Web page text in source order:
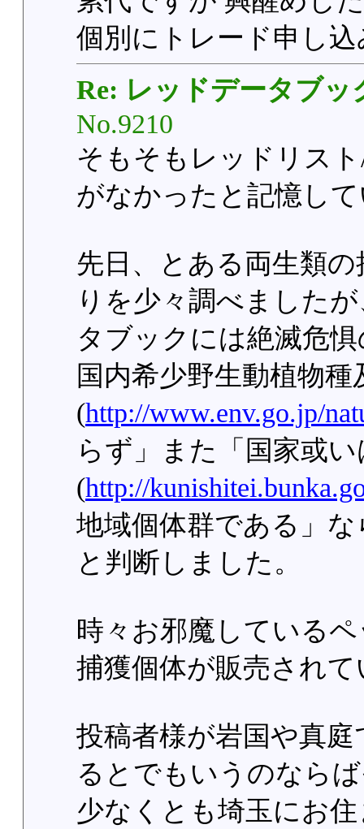
個別にトレード申し
Re: レッドデータブッ
No.9210
そもそもレッドリス
がなかったと記憶し
先日、とある両生類
りを少々調べました
タブックには絶滅危
国内希少野生動植物
(http://www.env.go.jp/
らず」また「国家或
(http://
地域個体群である」
と判断しました。
時々お邪魔している
捕獲個体が販売され
投稿者様が岩国や真
るとでもいうのなら
少なくとも埼玉にお